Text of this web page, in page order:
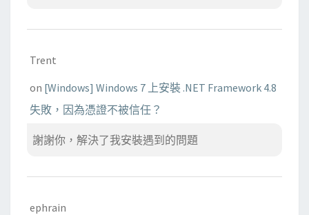
Trent
on [Windows] Windows 7 上安裝 .NET Framework 4.8
失敗，因為憑證不被信任？
謝謝你，解決了我安裝遇到的問題
ephrain